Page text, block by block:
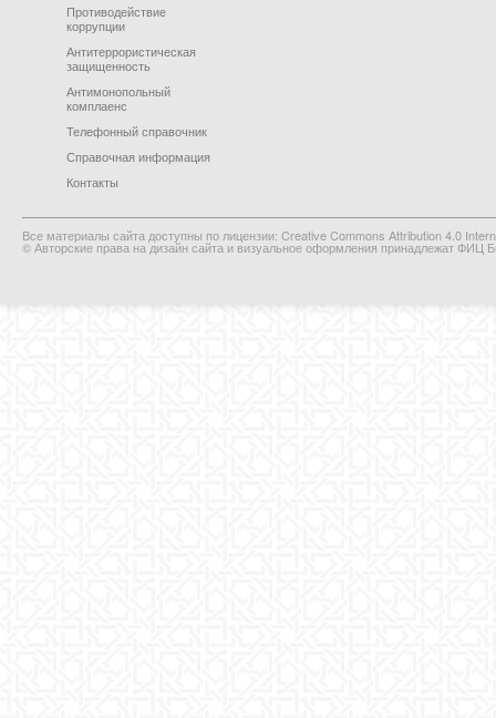
Противодействие
коррупции
Антитеррористическая
защищенность
Антимонопольный
комплаенс
Телефонный справочник
Справочная информация
Контакты
Все материалы сайта доступны по лицензии: Creative Commons Attribution 4.0
© Авторские права на дизайн сайта и визуальное оформления принадлежат ФИЦ